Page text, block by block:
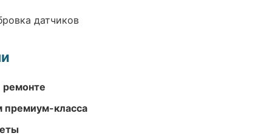
датчиков
ремонте
премиум-класса